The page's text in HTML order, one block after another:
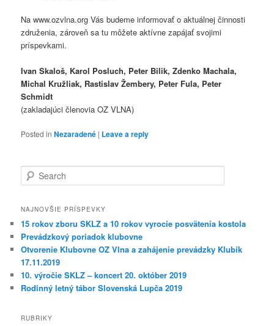
Na www.ozvlna.org Vás budeme informovať o aktuálnej činnosti
združenia, zároveň sa tu môžete aktívne zapájať svojimi
príspevkami.
Ivan Skaloš, Karol Posluch, Peter Bilik, Zdenko Machala,
Michal Kružliak, Rastislav Žembery, Peter Fula, Peter
Schmidt
(zakladajúci členovia OZ VLNA)
Posted in Nezaradené | Leave a reply
Search
NAJNOVŠIE PRÍSPEVKY
15 rokov zboru SKLZ a 10 rokov vyrocie posvätenia kostola
Prevádzkový poriadok klubovne
Otvorenie Klubovne OZ Vlna a zahájenie prevádzky Klubík
17.11.2019
10. výročie SKLZ – koncert 20. október 2019
Rodinný letný tábor Slovenská Lupča 2019
RUBRIKY